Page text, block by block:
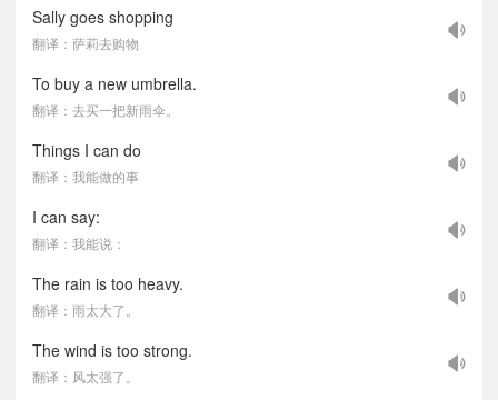
Sally goes shopping
翻译：萨莉去购物
To buy a new umbrella.
翻译：去买一把新雨伞。
Things I can do
翻译：我能做的事
I can say:
翻译：我能说：
The rain is too heavy.
翻译：雨太大了。
The wind is too strong.
翻译：风太强了。